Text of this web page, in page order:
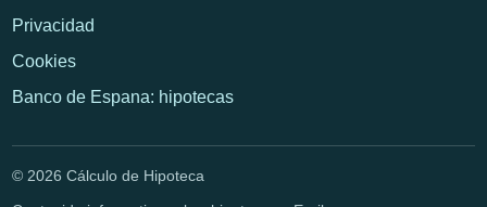
Privacidad
Cookies
Banco de Espana: hipotecas
© 2026 Cálculo de Hipoteca